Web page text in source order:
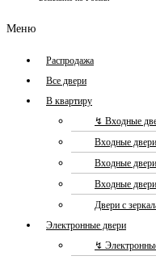
Меню
Распродажа
Все двери
В квартиру
↯ Входные
Входные
Входные
Входные
Двери с
Электронные двери
↯